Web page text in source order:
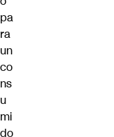
pa
ra
un
co
ns
u
mi
do